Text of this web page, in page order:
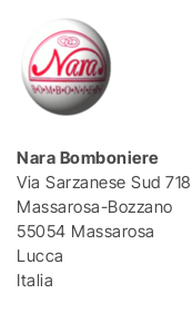
Nara Bomboniere
Via Sarzanese Sud 718
Massarosa-Bozzano
55054 Massarosa
Lucca
Italia